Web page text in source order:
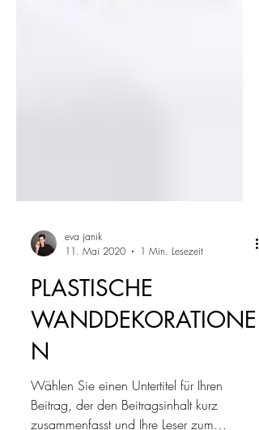
11. Mai 2020
1 Min. Lesezeit
PLASTISCHE
WANDDEKORATIONE
N
Wählen Sie einen Untertitel für Ihren